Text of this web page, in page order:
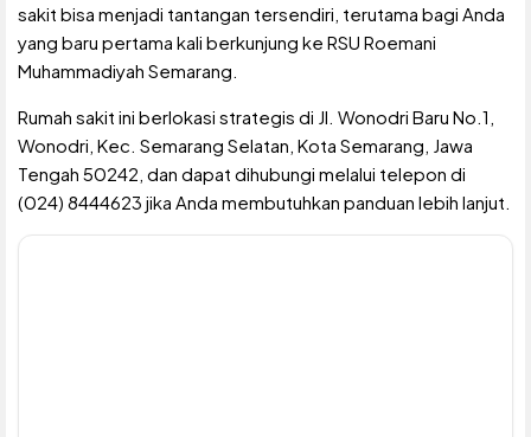
sakit bisa menjadi tantangan tersendiri, terutama bagi Anda
yang baru pertama kali berkunjung ke RSU Roemani
Muhammadiyah Semarang.
Rumah sakit ini berlokasi strategis di Jl. Wonodri Baru No.1,
Wonodri, Kec. Semarang Selatan, Kota Semarang, Jawa
Tengah 50242, dan dapat dihubungi melalui telepon di
(024) 8444623 jika Anda membutuhkan panduan lebih lanjut.